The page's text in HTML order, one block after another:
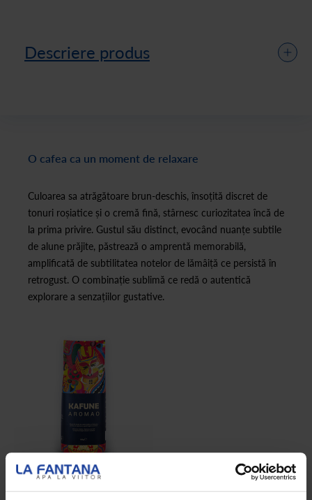
Descriere produs
O cafea ca un moment de relaxare
Culoarea sa atrăgătoare brun-deschis, însoțită discret de
tonuri roșiatice și o cremă fină, stârnesc curiozitatea încă de
la prima privire. Gustul său distinct, evocând nuanțe subtile
de alune prăjite, păstrează o amprentă memorabilă,
amplificată de subtilitatea notelor de lămâiță ce persistă în
retrogust. O combinație sublimă ce redă o autentică
explorare a senzațiilor gustative.